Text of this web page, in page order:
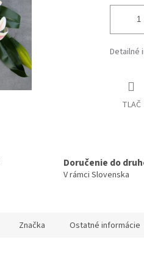
Detailné
TLAČ
Doručenie do
V rámci Slovenska
Značka Ostatné informácie